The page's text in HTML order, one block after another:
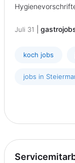
Juli 31
koch jobs
jobs in